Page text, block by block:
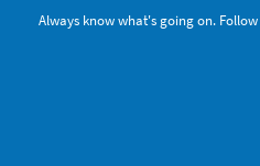
Always know what's going on.